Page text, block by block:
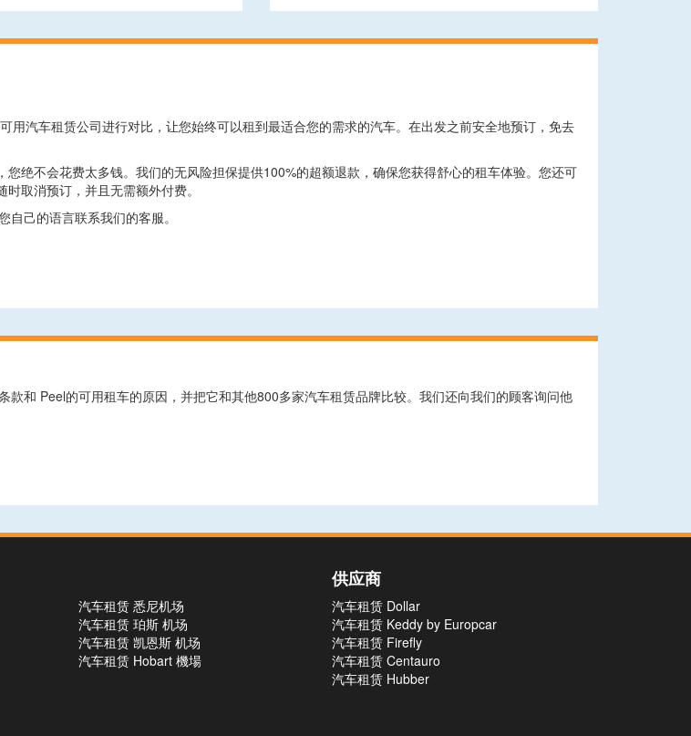
用汽车租赁公司进行对比，让您始终可以租到最适合您的需求的汽车。在出发之前安全地预订，免去
绝不会花费太多钱。我们的无风险担保提供100%的超额退款，确保您获得舒心的租车体验。您还可
取消预订，并且无需额外付费。
己的语言联系我们的客服。
和 Peel的可用租车的原因，并把它和其他800多家汽车租赁品牌比较。我们还向我们的顾客询问他
汽车租赁 悉尼机场
汽车租赁 珀斯 机场
汽车租赁 凯恩斯 机场
汽车租赁 Hobart 機場
供应商
汽车租赁 Dollar
汽车租赁 Keddy by Europcar
汽车租赁 Firefly
汽车租赁 Centauro
汽车租赁 Hubber